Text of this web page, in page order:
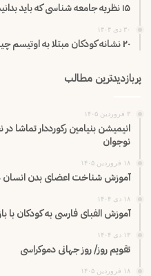
۱۵ نظریه جامعه شناسی که باید بدانید!
۳۰ دی ۱۴۰۴
۲۰ نشانه کودکان مبتلا به اوتیسم چیست؟
پربازدیدترین مطالب
۳ فروردین ۱۴۰۵
انیمیشن بنیامین رکورددار تماشا
نوجوان
۱۸ فروردین ۱۴۰۵
آموزش شناخت اعضای بدن انسان
۱۸ دی ۱۴۰۴
آموزش الفبای فارسی به کودکان با
۱۳ دی ۱۴۰۴
تقویم روز/ روز جهانی دموکراسی
۱۸ فروردین ۱۴۰۵